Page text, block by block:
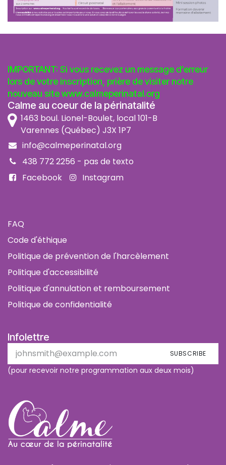
IMPORTANT: Si vous recevez un message d'erreur
lors de votre inscription, prière de visiter notre
nouveau sitewww.calmeperinatal.org
Calme au coeur de la périnatalité
1463 boul. Lionel-Boulet, local 101-B
Varennes (Québec) J3X 1P7
info@calmeperinatal.org
438 772 2256 - pas de texto
Facebook
Instagram
FAQ
Code d'éthique
Politique de prévention de l'harcèlement
Politique d'accessibilité
Politique d'annulation et remboursement
Politique de confidentialité
Infolettre
SUBSCRIBE
(pour recevoir notre programmation aux deux mois)